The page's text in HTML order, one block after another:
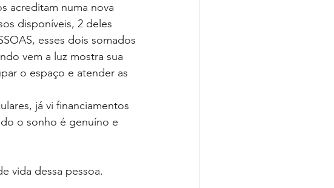
acreditam numa nova
disponíveis, 2 deles
esses dois somados
vem a luz mostra sua
o espaço e atender as
já vi financiamentos
o sonho é genuíno e
vida dessa pessoa.